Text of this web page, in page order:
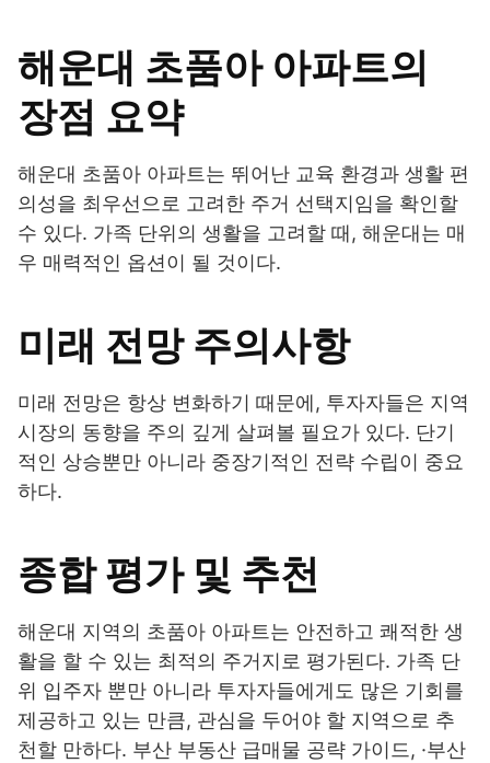
해운대 초품아 아파트의
장점 요약
해운대 초품아 아파트는 뛰어난 교육 환경과 생활 편
의성을 최우선으로 고려한 주거 선택지임을 확인할
수 있다. 가족 단위의 생활을 고려할 때, 해운대는 매
우 매력적인 옵션이 될 것이다.
미래 전망 주의사항
미래 전망은 항상 변화하기 때문에, 투자자들은 지역
시장의 동향을 주의 깊게 살펴볼 필요가 있다. 단기
적인 상승뿐만 아니라 중장기적인 전략 수립이 중요
하다.
종합 평가 및 추천
해운대 지역의 초품아 아파트는 안전하고 쾌적한 생
활을 할 수 있는 최적의 주거지로 평가된다. 가족 단
위 입주자 뿐만 아니라 투자자들에게도 많은 기회를
제공하고 있는 만큼, 관심을 두어야 할 지역으로 추
천할 만하다. 부산 부동산 급매물 공략 가이드, ·부산